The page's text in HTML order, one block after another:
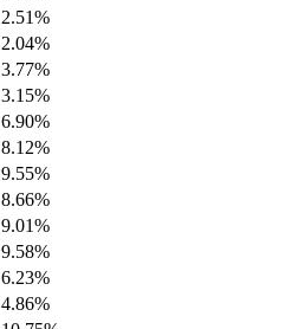
2.51%
2.04%
3.77%
3.15%
6.90%
8.12%
9.55%
8.66%
9.01%
9.58%
6.23%
4.86%